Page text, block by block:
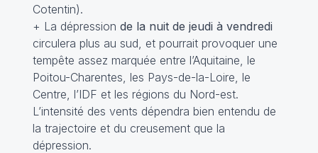
Cotentin).
+ La dépression de la nuit de jeudi à vendredi
circulera plus au sud, et pourrait provoquer une
tempête assez marquée entre l’Aquitaine, le
Poitou-Charentes, les Pays-de-la-Loire, le
Centre, l’IDF et les régions du Nord-est.
L’intensité des vents dépendra bien entendu de
la trajectoire et du creusement que la
dépression.